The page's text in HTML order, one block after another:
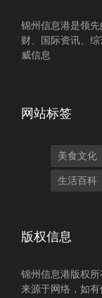
锦州信息港是领
财、国际资讯、
威信息
网站标签
美食文化
生活百科
版权信息
锦州信息港版权
来源于网络，如有